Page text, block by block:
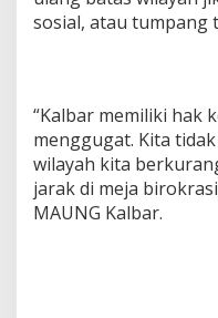
sosial, atau tumpang
“Kalbar memiliki hak
menggugat. Kita
wilayah kita
jarak di meja
MAUNG Kalbar.